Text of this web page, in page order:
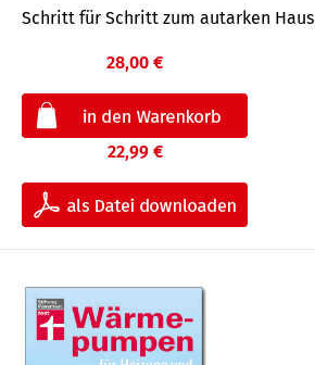
Schritt für Schritt zum autarken Haus
28,00 €
22,99 €